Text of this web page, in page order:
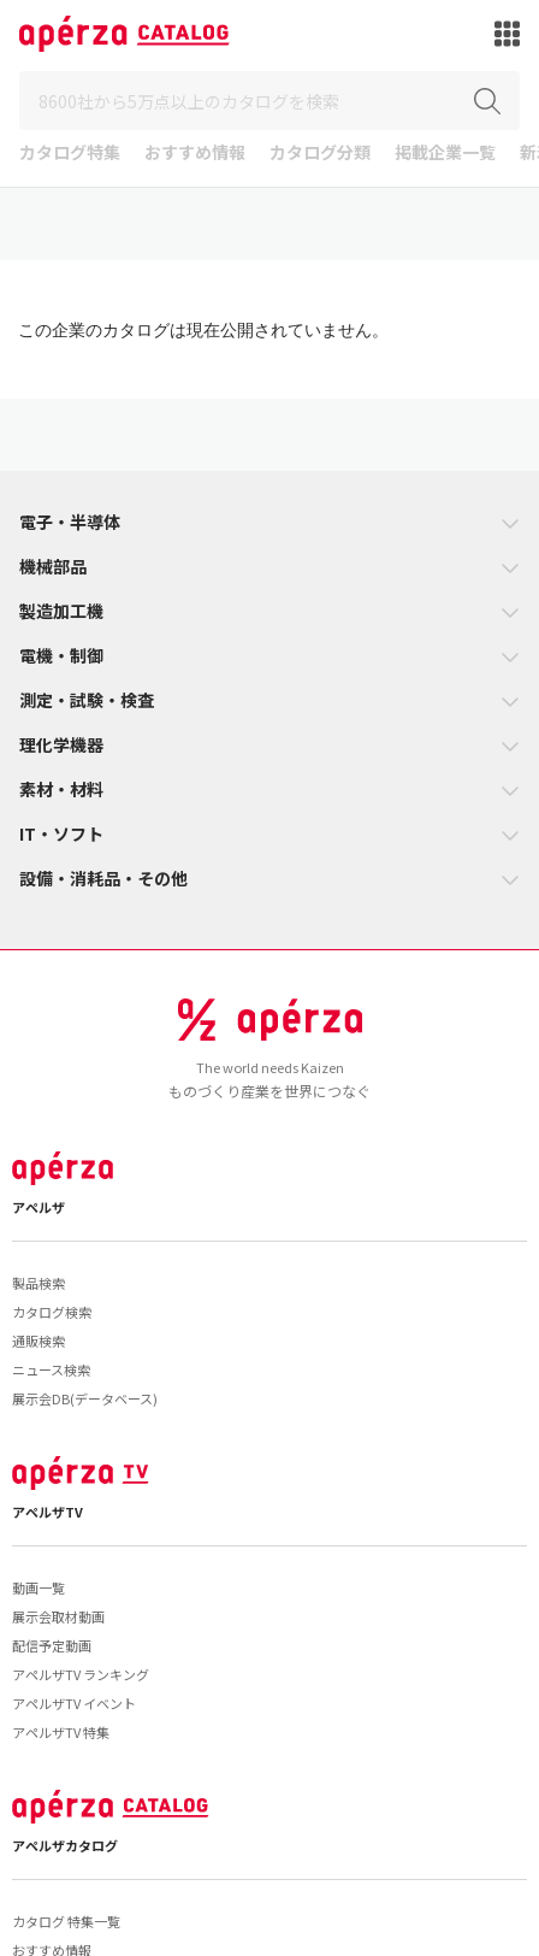
カタログ特集 おすすめ情報 カタログ分類 掲載企業一覧
この企業のカタログは現在公開されていません。
電子・半導体
機械部品
製造加工機
電機・制御
測定・試験・検査
理化学機器
素材・材料
IT・ソフト
設備・消耗品・その他
The world needs Kaizen
ものづくり産業を世界につなぐ
アペルザ
製品検索
カタログ検索
通販検索
ニュース検索
展示会DB(データベース)
アペルザTV
動画一覧
展示会取材動画
配信予定動画
アペルザTV ランキング
アペルザTV イベント
アペルザTV 特集
アペルザカタログ
カタログ 特集一覧
おすすめ情報